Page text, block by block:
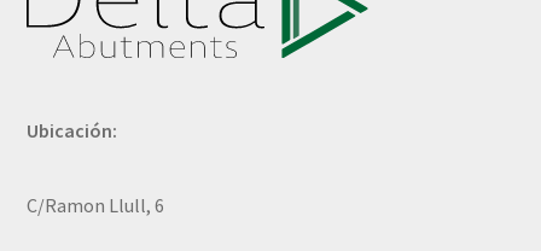
Ubicación:
C/Ramon Llull, 6